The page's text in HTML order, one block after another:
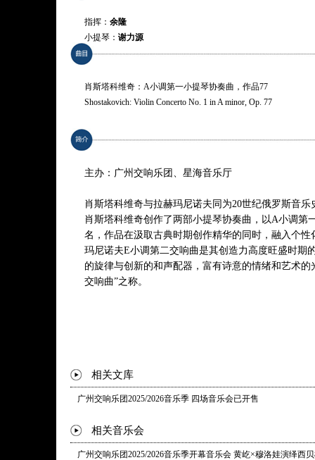
指挥： 余隆
小提琴： 谢力源
演奏：广州交响乐团
肖斯塔科维奇：A小调第一小提琴协奏曲，作品77
Shostakovich: Violin Concerto No. 1 in A minor, Op. 77
拉赫玛尼诺夫：E小调第二交响曲，作品27
Rachmaninoff: Symphony No. 2 in E minor, Op. 27
*曲目以演出现场为准
主办：广州交响乐团、星海音乐厅
肖斯塔科维奇与拉赫玛尼诺夫同为20世纪俄罗斯音
肖斯塔科维奇创作了两部小提琴协奏曲，以A小调第
名，作品在汲取古典时期创作精华的同时，融入个
玛尼诺夫E小调第二交响曲是其创造力高度旺盛时期
的旋律与创新的和声配器，富有诗意的情绪和艺术的
交响曲”之称。
相关文库
广州交响乐团2025/2026音乐季 四场音乐会已开售
相关音乐会
广州交响乐团2025/2026音乐季开幕音乐会 黄屹×穆洛娃演绎西